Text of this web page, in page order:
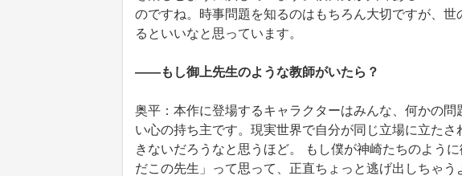
のですね。時事問題を知るのはもちろん大切ですが、
るといいなと思っています。
――もし御上先生のような教師がいたら？
奥平：本作に登場するキャラクターはみんな、何かの
い心の持ち主です。現実世界で自分が同じ立場に立た
きないだろうなと思うほど。 もし僕が神崎たちのよう
だこの先生」って思って、正直ちょっと逃げ出しちゃう